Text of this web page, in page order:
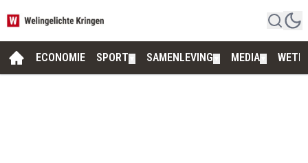
ECONOMIE SPORT SAMENLEVING MEDIA